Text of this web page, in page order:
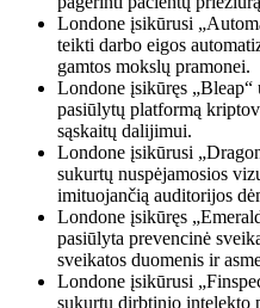
Londone įsikūrusi
teikti darbo eigos
gamtos mokslų pramonei.
Londone įsikūręs
pasiūlytų platformą
sąskaitų dalijimui.
Londone įsikūrusi
sukurtų nuspėjamosios
imituojančią auditorijos
Londone įsikūręs
pasiūlyta prevencinė
sveikatos duomenis ir
Londone įsikūrusi
sukurtų dirbtinio intelekto